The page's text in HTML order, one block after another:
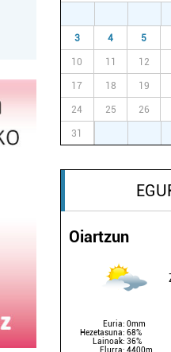
3 4 5
10 11 12
17 18 19
24 25 26
31
Oiartzun
Euria: 0mm
Hezetasuna: 68%
Lainoak: 36%
Elurra: 4400m